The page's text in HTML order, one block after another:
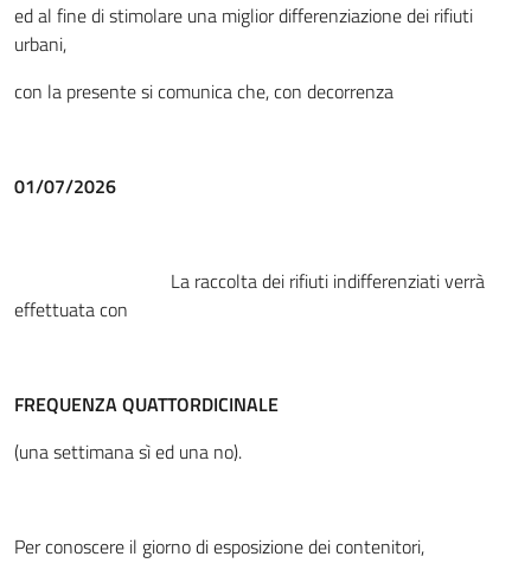
ed al fine di stimolare una miglior differenziazione dei rifiuti
urbani,
con la presente si comunica che, con decorrenza
01/07/2026
La raccolta dei rifiuti indifferenziati verrà
effettuata con
FREQUENZA QUATTORDICINALE
(una settimana sì ed una no).
Per conoscere il giorno di esposizione dei contenitori,